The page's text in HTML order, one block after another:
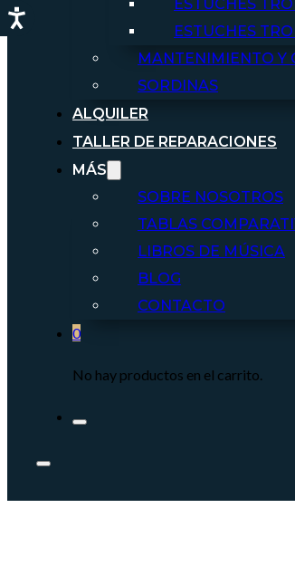
ESTUCHES
ESTUCHES
MANTENIMIENTO Y
SORDINAS
ALQUILER
TALLER DE REPARACIONES
MÁS
SOBRE NOSOTROS
TABLAS
LIBROS DE MÚSICA
BLOG
CONTACTO
0
No hay productos en el carrito.